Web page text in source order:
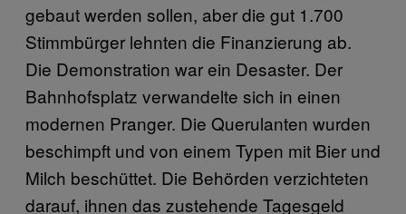
gebaut werden sollen, aber die gut 1.700
Stimmbürger lehnten die Finanzierung ab.
Die Demonstration war ein Desaster. Der
Bahnhofsplatz verwandelte sich in einen
modernen Pranger. Die Querulanten wurden
beschimpft und von einem Typen mit Bier und
Milch beschüttet. Die Behörden verzichteten
darauf, ihnen das zustehende Tagesgeld